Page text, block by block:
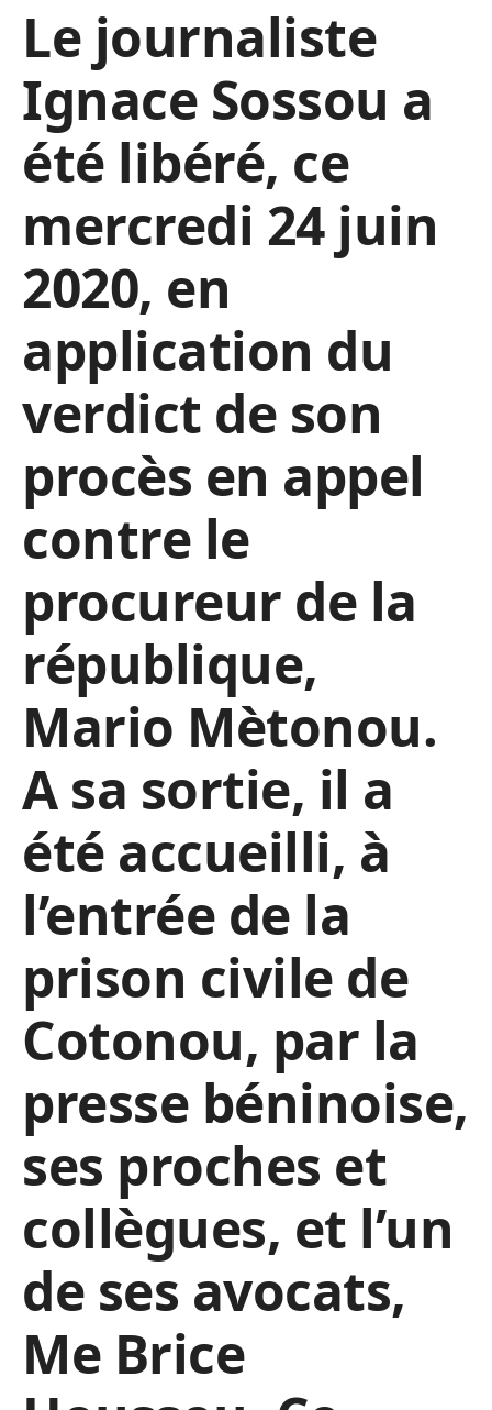
Le journaliste
Ignace Sossou a
été libéré, ce
mercredi 24 juin
2020, en
application du
verdict de son
procès en appel
contre le
procureur de la
république,
Mario Mètonou.
A sa sortie, il a
été accueilli, à
l’entrée de la
prison civile de
Cotonou, par la
presse béninoise,
ses proches et
collègues, et l’un
de ses avocats,
Me Brice